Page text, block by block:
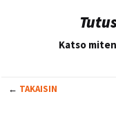
Katso
← TAKAISIN